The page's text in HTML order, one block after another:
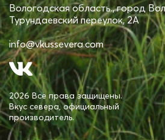
Вологодская область., город
Турундаевский переулок, 2А
info@vkussevera.com
2026 Все права защищены.
Вкус севера, официальный
производитель.